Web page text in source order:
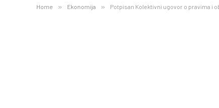
Home » Ekonomija » Potpisan Kolektivni ugovor o pravima i